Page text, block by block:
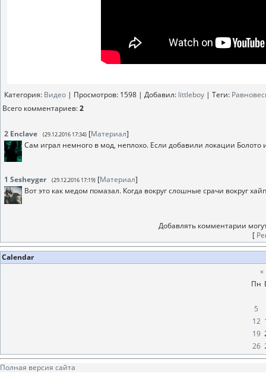
Категория: Видео | Просмотров: 1598 | Добавил: littleboy | Теги:
Всего комментариев:2
2 Enclave (29.12.2016 17:34) [Материал]
Сам играл немного в мод, неплохо. Если добавили локации
1 Sesheyger (29.12.2016 17:19) [Материал]
Вот это как медом помазал. Когда вокруг слошные срачи вокруг
Добавлять комментарии
[
Calendar
«
Пн
5
12
19
26
Полная версия сайта